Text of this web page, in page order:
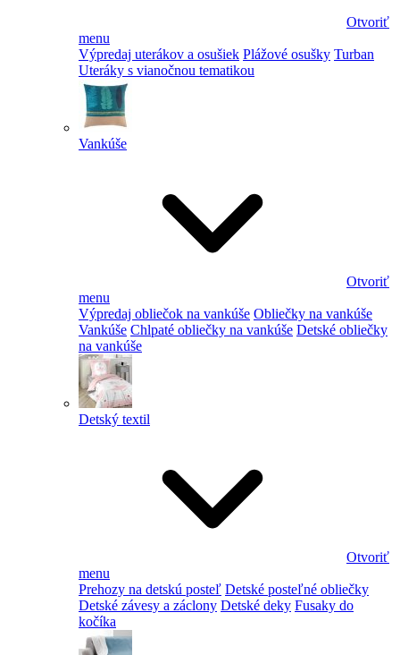
Otvoriť
menu
Výpredaj uterákov a osušiek Plážové osušky Turban
Uteráky s vianočnou tematikou
Vankúše
Otvoriť
menu
Výpredaj obliečok na vankúše Obliečky na vankúše
Vankúše Chlpaté obliečky na vankúše Detské obliečky
na vankúše
Detský textil
Otvoriť
menu
Prehozy na detskú posteľ Detské posteľné obliečky
Detské závesy a záclony Detské deky Fusaky do
kočíka